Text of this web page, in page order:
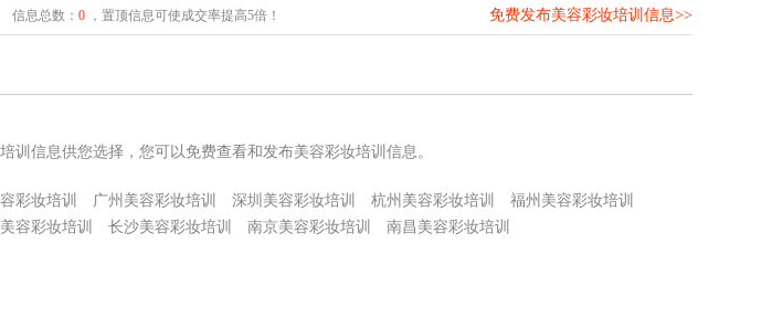
信息总数： 0，置顶信息可使成交率提高5倍！ 免费发布美容彩妆培训信息>>
信息供您选择，您可以免费查看和发布美容彩妆培训信息。
彩妆培训 广州美容彩妆培训 深圳美容彩妆培训 杭州美容彩妆培训
福州美容彩妆培训
容彩妆培训 长沙美容彩妆培训 南京美容彩妆培训
南昌美容彩妆培训